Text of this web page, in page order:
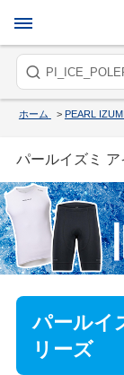
ホーム > PEARL IZUMI
パールイズミ
パールイ
リーズ